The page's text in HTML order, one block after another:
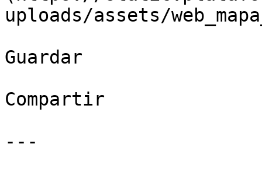
uploads/assets/
Guardar
Compartir
---